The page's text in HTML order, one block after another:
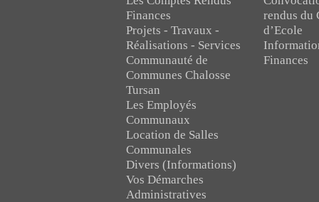
Finances
Projets - Travaux -
Réalisations - Services
Communauté de
Communes Chalosse
Tursan
Les Employés
Communaux
Location de Salles
Communales
Divers (Informations)
Vos Démarches
Administratives
rendus du
d’Ecole
Finances